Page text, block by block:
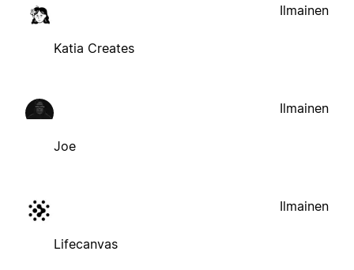
Katia Creates
Ilmainen
Joe
Ilmainen
Lifecanvas
Ilmainen